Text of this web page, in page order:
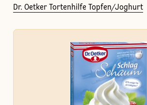
Dr. Oetker Tortenhilfe Topfen/Joghurt